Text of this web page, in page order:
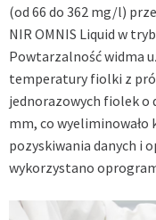
(od 66 do 362 mg/l)
NIR OMNIS Liquid w
Powtarzalność widma
temperatury fiolki z
jednorazowych fiolek o
mm, co wyeliminowało
pozyskiwania danych i
wykorzystano